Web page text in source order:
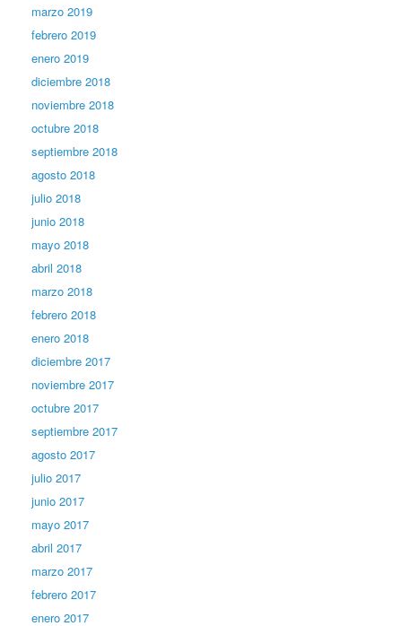
marzo 2019
febrero 2019
enero 2019
diciembre 2018
noviembre 2018
octubre 2018
septiembre 2018
agosto 2018
julio 2018
junio 2018
mayo 2018
abril 2018
marzo 2018
febrero 2018
enero 2018
diciembre 2017
noviembre 2017
octubre 2017
septiembre 2017
agosto 2017
julio 2017
junio 2017
mayo 2017
abril 2017
marzo 2017
febrero 2017
enero 2017